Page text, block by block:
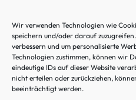
Wir verwenden Technologien wie
speichern und/oder darauf
verbessern und um personalisierte
Technologien zustimmen, können wir
eindeutige IDs auf dieser Website
nicht erteilen oder zurückziehen,
beeinträchtigt werden.
Telefon: +31 (0) 85 020981 - 0
Störungs-Hotline